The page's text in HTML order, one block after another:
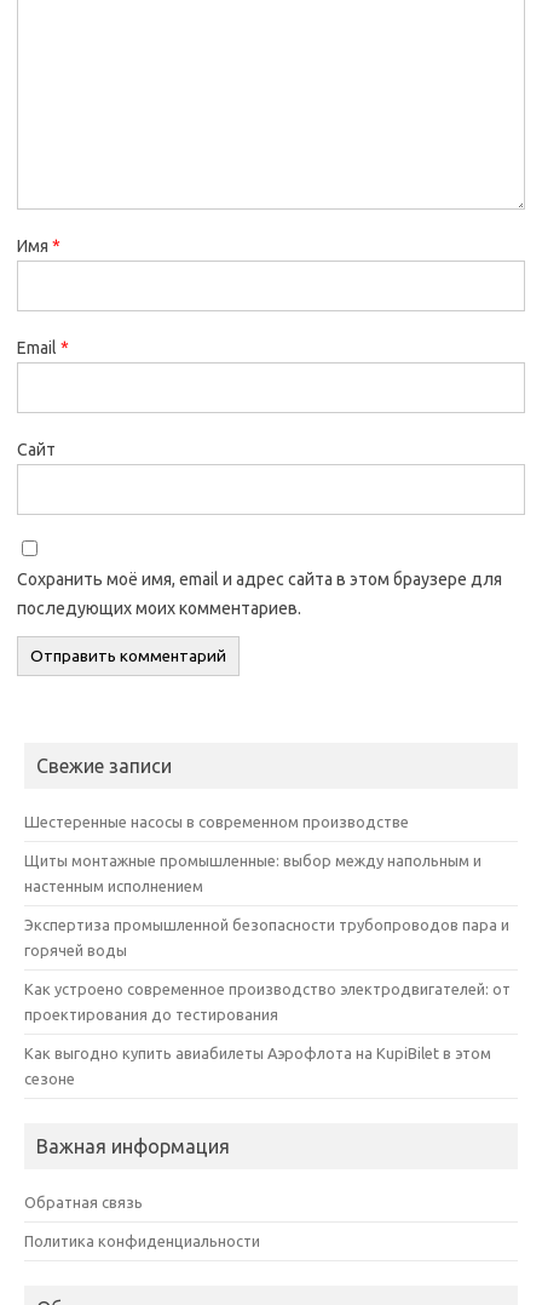
Имя *
Email *
Сайт
Сохранить моё имя, email и адрес сайта в этом браузере для
последующих моих комментариев.
Свежие записи
Шестеренные насосы в современном производстве
Щиты монтажные промышленные: выбор между напольным и
настенным исполнением
Экспертиза промышленной безопасности трубопроводов пара и
горячей воды
Как устроено современное производство электродвигателей: от
проектирования до тестирования
Как выгодно купить авиабилеты Аэрофлота на KupiBilet в этом
сезоне
Важная информация
Обратная связь
Политика конфиденциальности